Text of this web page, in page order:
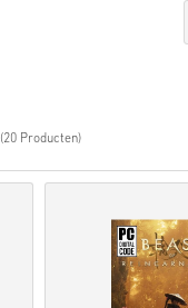
(20 Producten)